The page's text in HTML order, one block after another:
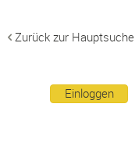
Zurück zur Hauptsuche
Einloggen